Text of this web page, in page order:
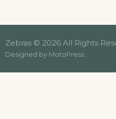
Zebras © 2026 All Rights
Designed by MotoPress